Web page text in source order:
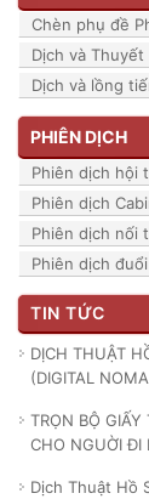
Chèn phụ đề
Dịch và Thuyết
Dịch và lồng
PHIÊN DỊCH
Phiên dịch hội
Phiên dịch
Phiên dịch nối
Phiên dịch đuổi
TIN TỨC
DỊCH THUẬT
(DIGITAL
TRỌN BỘ GIẤY
CHO NGUỜI ĐI
Dịch Thuật Hồ